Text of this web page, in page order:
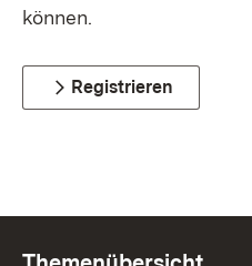
können.
Registrieren